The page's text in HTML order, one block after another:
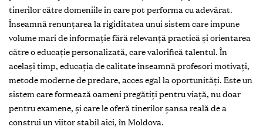
tinerilor către domeniile în care pot performa cu adevărat.
Înseamnă renunțarea la rigiditatea unui sistem care impune
volume mari de informație fără relevanță practică și orientarea
către o educație personalizată, care valorifică talentul. În
același timp, educația de calitate înseamnă profesori motivați,
metode moderne de predare, acces egal la oportunități. Este un
sistem care formează oameni pregătiți pentru viață, nu doar
pentru examene, și care le oferă tinerilor șansa reală de a
construi un viitor stabil aici, în Moldova.